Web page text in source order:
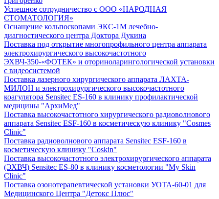
Успешное сотрудничество с ООО «НАРОДНАЯ
СТОМАТОЛОГИЯ»
Оснащение кольпоскопами ЭКС-1М лечебно-
диагностического центра Доктора Дукина
Поставка под открытие многопрофильного центра аппарата
электрохирургического высокочастотного
ЭХВЧ-350-«ФОТЕК» и оториноларингологической установки
с видеосистемой
Поставка лазерного хирургического аппарата ЛАХТА-
МИЛОН и электрохирургического высокочастотного
коагулятора Sensitec ES-160 в клинику профилактической
медицины "АрхиМед"
Поставка высокочастотного хирургического радиоволнового
аппарата Sensitec ESF-160 в косметическую клинику "Cosmes
Clinic"
Поставка радиоволнового аппарата Sensitec ESF-160 в
косметическую клинику "Coskin"
Поставка высокочастотного электрохирургического аппарата
(ЭХВЧ) Sensitec ES-80 в клинику косметологии "My Skin
Clinic"
Поставка озонотерапевтической установки УОТА-60-01 для
Медицинского Центра "Детокс Плюс"